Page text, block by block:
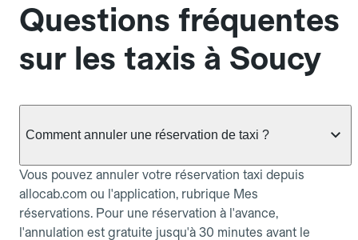
Questions fréquentes
sur les taxis à Soucy
Comment annuler une réservation de taxi ?
Vous pouvez annuler votre réservation taxi depuis
allocab.com ou l'application, rubrique Mes
réservations. Pour une réservation à l'avance,
l'annulation est gratuite jusqu'à 30 minutes avant le